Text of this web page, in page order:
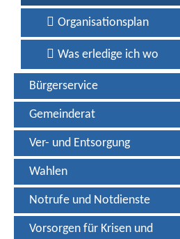
Organisationsplan
Was erledige ich wo
Bürgerservice
Gemeinderat
Ver- und Entsorgung
Wahlen
Notrufe und Notdienste
Vorsorgen für Krisen und